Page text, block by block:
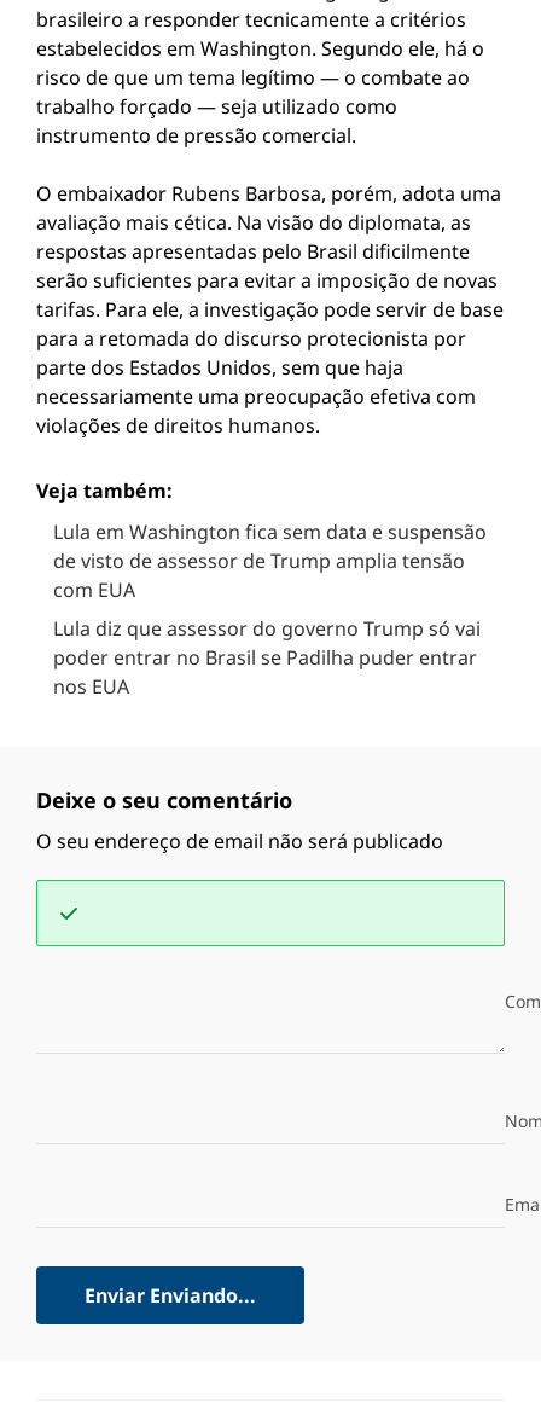
brasileiro a responder tecnicamente a critérios
estabelecidos em Washington. Segundo ele, há o
risco de que um tema legítimo — o combate ao
trabalho forçado — seja utilizado como
instrumento de pressão comercial.
O embaixador Rubens Barbosa, porém, adota uma
avaliação mais cética. Na visão do diplomata, as
respostas apresentadas pelo Brasil dificilmente
serão suficientes para evitar a imposição de novas
tarifas. Para ele, a investigação pode servir de base
para a retomada do discurso protecionista por
parte dos Estados Unidos, sem que haja
necessariamente uma preocupação efetiva com
violações de direitos humanos.
Veja também:
Lula em Washington fica sem data e suspensão
de visto de assessor de Trump amplia tensão
com EUA
Lula diz que assessor do governo Trump só vai
poder entrar no Brasil se Padilha puder entrar
nos EUA
Deixe o seu comentário
O seu endereço de email não será publicado
Enviar Enviando...